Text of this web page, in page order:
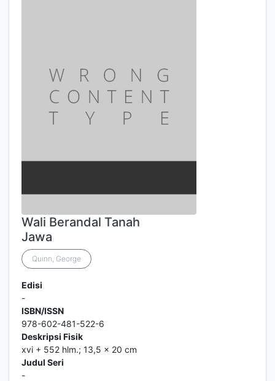
Wali Berandal Tanah
Jawa
Quinn, George
Edisi
-
ISBN/ISSN
978-602-481-522-6
Deskripsi Fisik
xvi + 552 hlm.; 13,5 x 20 cm
Judul Seri
-